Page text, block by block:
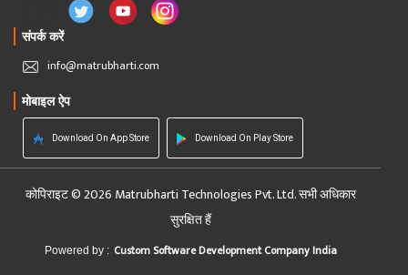
संपर्क करें
info@matrubharti.com
मोबाइल ऐप
Download On App Store Download On Play Store
कोपिराइट © 2026 Matrubharti Technologies Pvt. Ltd. सभी अधिकार
सुरक्षित हैं
Powered by : Custom Software Development Company India